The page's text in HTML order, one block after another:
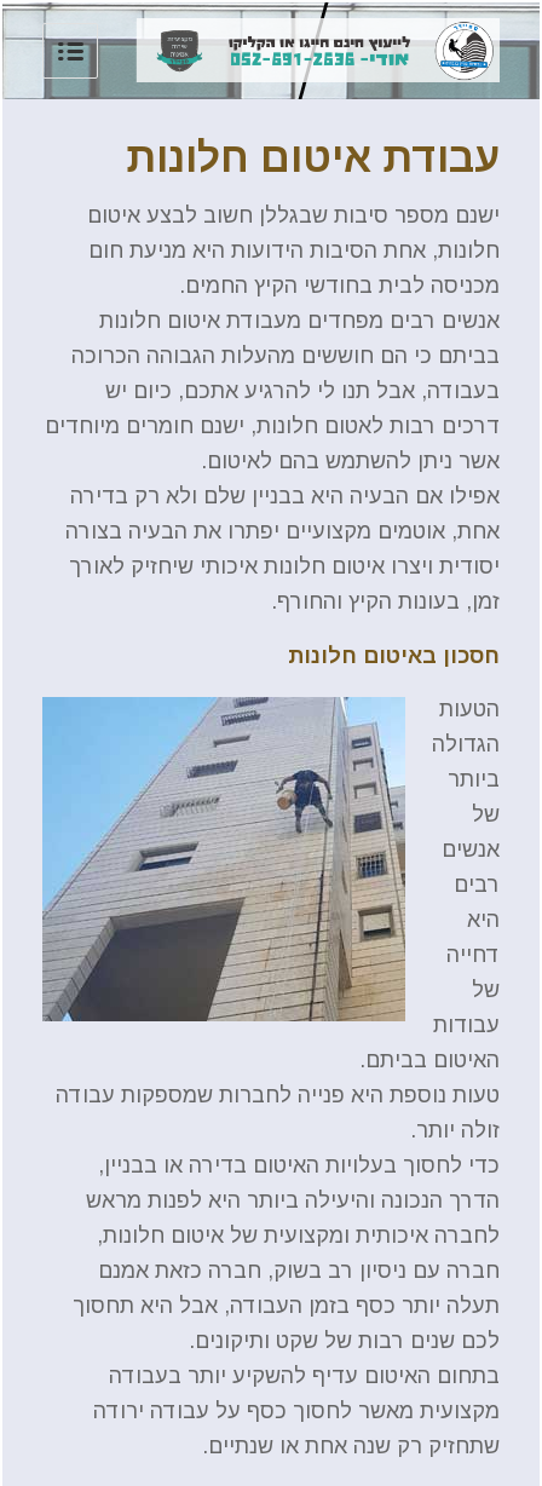
עבודת איטום חלונות
ישנם מספר סיבות שבגללן חשוב לבצע איטום
חלונות, אחת הסיבות הידועות היא מניעת חום
מכניסה לבית בחודשי הקיץ החמים.
אנשים רבים מפחדים מעבודת איטום חלונות
בביתם כי הם חוששים מהעלות הגבוהה הכרוכה
בעבודה, אבל תנו לי להרגיע אתכם, כיום יש
דרכים רבות לאטום חלונות, ישנם חומרים מיוחדים
אשר ניתן להשתמש בהם לאיטום.
אפילו אם הבעיה היא בבניין שלם ולא רק בדירה
אחת, אוטמים מקצועיים יפתרו את הבעיה בצורה
יסודית ויצרו איטום חלונות איכותי שיחזיק לאורך
זמן, בעונות הקיץ והחורף.
חסכון באיטום חלונות
הטעות
הגדולה
ביותר
של
אנשים
רבים
היא
דחייה
של
עבודות
האיטום בביתם.
טעות נוספת היא פנייה לחברות שמספקות עבודה
זולה יותר.
כדי לחסוך בעלויות האיטום בדירה או בבניין,
הדרך הנכונה והיעילה ביותר היא לפנות מראש
לחברה איכותית ומקצועית של איטום חלונות,
חברה עם ניסיון רב בשוק, חברה כזאת אמנם
תעלה יותר כסף בזמן העבודה, אבל היא תחסוך
לכם שנים רבות של שקט ותיקונים.
בתחום האיטום עדיף להשקיע יותר בעבודה
מקצועית מאשר לחסוך כסף על עבודה ירודה
שתחזיק רק שנה אחת או שנתיים.